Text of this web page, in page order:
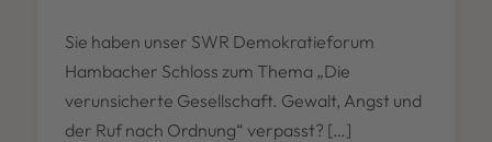
Sie haben unser SWR Demokratieforum
Hambacher Schloss zum Thema „Die
verunsicherte Gesellschaft. Gewalt, Angst und
der Ruf nach Ordnung“ verpasst? […]